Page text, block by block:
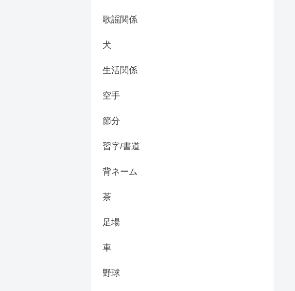
歌謡関係
犬
生活関係
空手
節分
習字/書道
背ネーム
茶
足場
車
野球